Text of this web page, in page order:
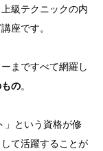
級テクニックの内
座です。
まですべて網羅し
の。
」という資格が修
て活躍することが